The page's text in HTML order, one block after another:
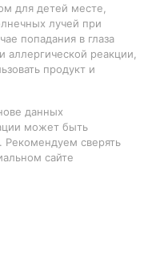
для детей месте,
лучей при
попадания в глаза
реакции,
продукт и
данных
может быть
сверять
сайте